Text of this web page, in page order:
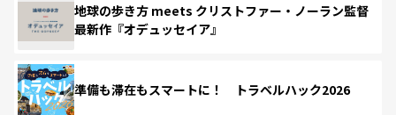
地球の歩き方 meets クリストファー・ノーラン監督
最新作『オデュッセイア』
準備も滞在もスマートに！ トラベルハック2026